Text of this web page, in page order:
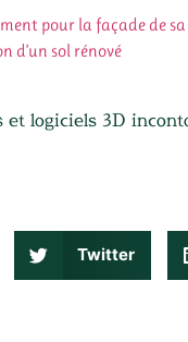
pour la façade de
d’un sol rénové
Twitter